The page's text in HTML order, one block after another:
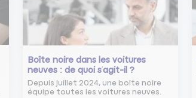
Boîte noire dans les voitures
neuves : de quoi s’agit-il ?
Depuis juillet 2024, une boîte noire
équipe toutes les voitures neuves.